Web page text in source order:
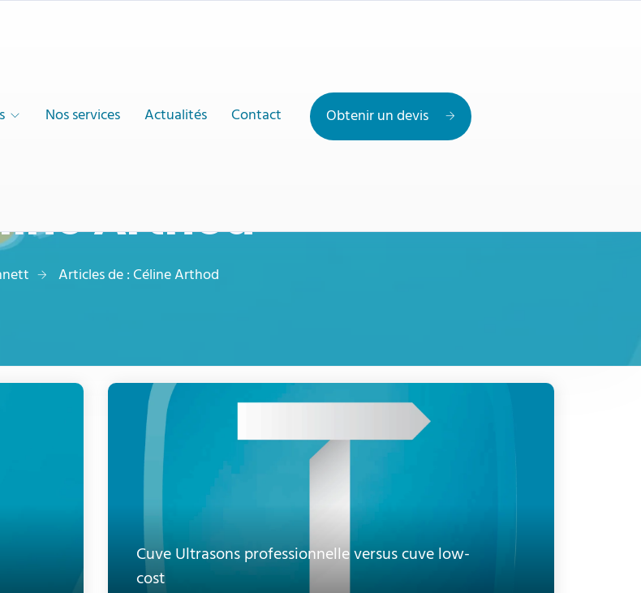
Nos services Actualités Contact Obtenir un devis
Arthod
Articles de : Céline Arthod
Cuve Ultrasons professionnelle versus cuve low-
cost